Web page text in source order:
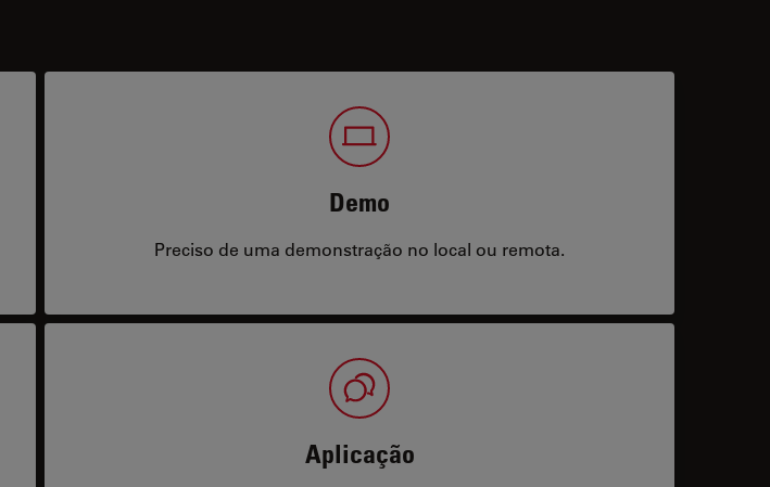
Demo
Preciso de uma demonstração no local ou remota.
Aplicação